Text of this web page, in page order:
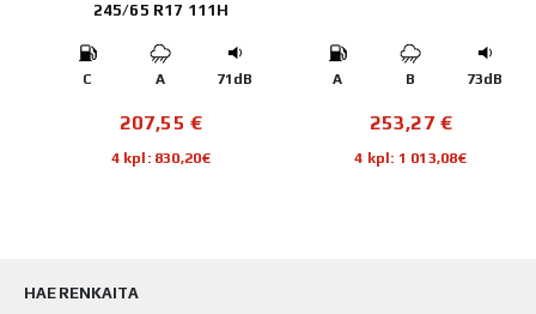
245/65 R17 111H
C A 71dB
207,55€
4 kpl: 830,20€
A B 73dB
253,27€
4 kpl: 1 013,08€
HAE RENKAITA